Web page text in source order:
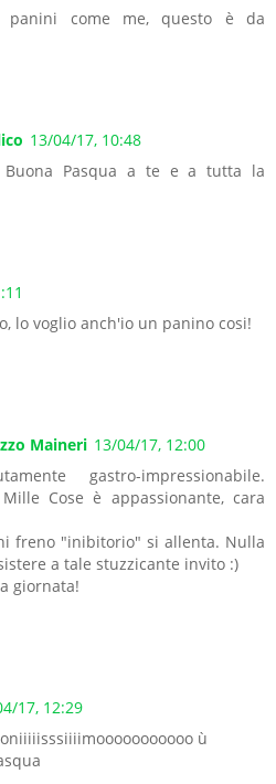
panini come me, questo è da
13/04/17, 10:48
Buona Pasqua a te e a tutta la
lo voglio anch'io un panino cosi!
Maineri 13/04/17, 12:00
gastro-impressionabile.
Cose è appassionante, cara
freno "inibitorio" si allenta. Nulla
a tale stuzzicante invito :)
giornata!
17, 12:29
ù